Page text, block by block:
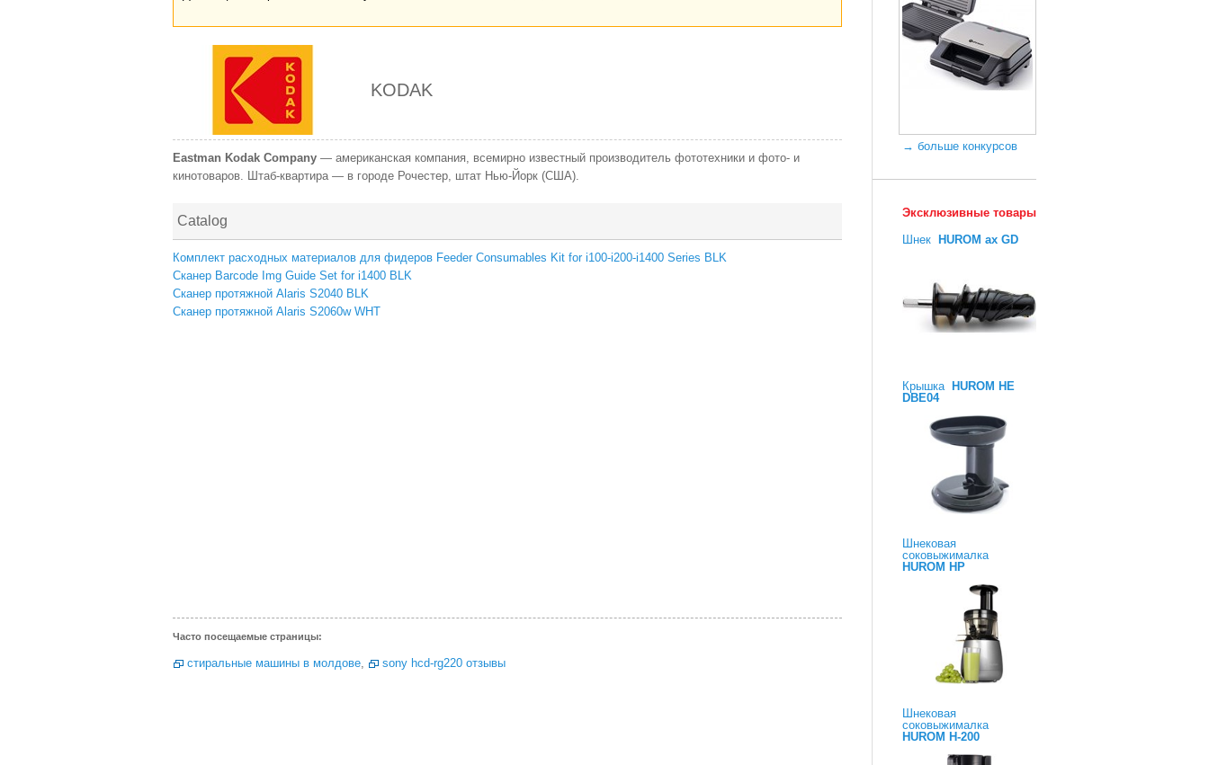
KODAK
Eastman Kodak Company — американская компания, всемирно известный производитель фототехники и фото- и
кинотоваров. Штаб-квартира — в городе Рочестер, штат Нью-Йорк (США).
Catalog
Комплект расходных материалов для фидеров Feeder Consumables Kit for i100-i200-i1400 Series BLK
Сканер Barcode Img Guide Set for i1400 BLK
Сканер протяжной Alaris S2040 BLK
Сканер протяжной Alaris S2060w WHT
Часто посещаемые страницы:
стиральные машины в молдове, sony hcd-rg220 отзывы
→ больше конкурсов
Эксклюзивные товары
Шнек HUROM ax GD
Крышка
HUROM HE
DBE04
Шнековая
соковыжималка
HUROM HP
Шнековая
соковыжималка
HUROM H-200